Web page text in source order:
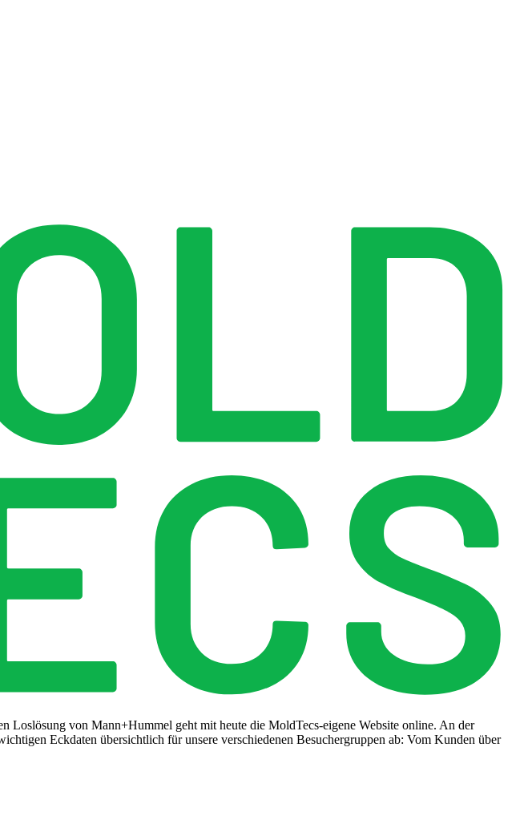
Loslösung von Mann+Hummel geht mit heute die MoldTecs-eigene Website online. An der
Eckdaten übersichtlich für unsere verschiedenen Besuchergruppen ab: Vom Kunden über